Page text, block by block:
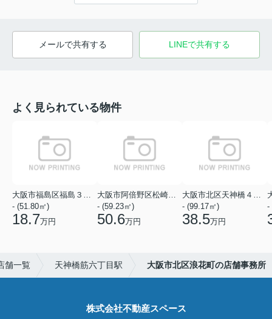
メールで共有する LINEで共有する
よく見られている物件
大阪市福島区福島３丁目
- (51.80㎡)
18.7万円
大阪市阿倍野区松崎町１丁目
- (59.23㎡)
50.6万円
大阪市北区天神橋４丁目
- (99.17㎡)
38.5万円
-
舗一覧 天神橋筋六丁目駅 大阪市北区浪花町の店舗事務所
株式会社不動産スペース